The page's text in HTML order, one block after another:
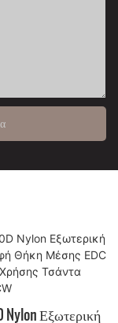
Nylon Εξωτερική